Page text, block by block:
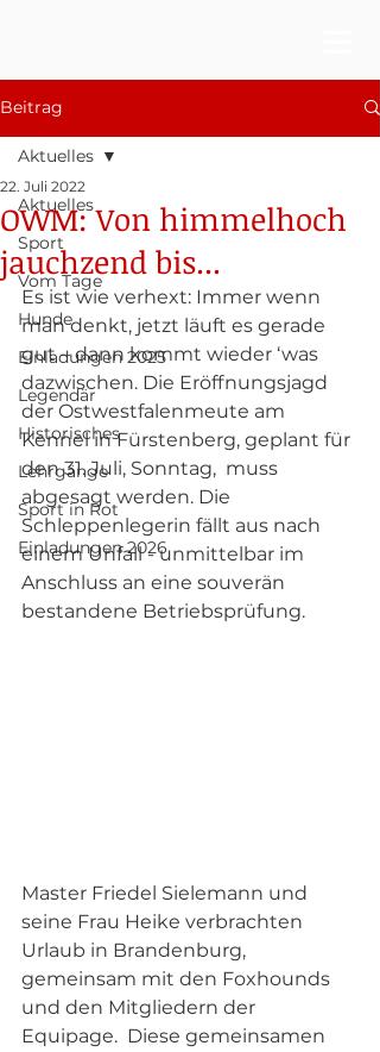
Beitrag
Aktuelles
Sport
Vom Tage
Hunde
Einladungen 2025
Legendär
Historisches
Lehrgänge
Sport in Rot
Einladungen 2026
Aktuelles
OWM: Von himmelhoch
jauchzend bis...
22. Juli 2022
Es ist wie verhext: Immer wenn
man denkt, jetzt läuft es gerade
gut – dann kommt wieder ‘was
dazwischen. Die Eröffnungsjagd
der Ostwestfalenmeute am
Kennel in Fürstenberg, geplant für
den 31. Juli, Sonntag,  muss
abgesagt werden. Die
Schleppenlegerin fällt aus nach
einem Unfall - unmittelbar im
Anschluss an eine souverän
bestandene Betriebsprüfung.
Master Friedel Sielemann und
seine Frau Heike verbrachten
Urlaub in Brandenburg,
gemeinsam mit den Foxhounds
und den Mitgliedern der
Equipage.  Diese gemeinsamen